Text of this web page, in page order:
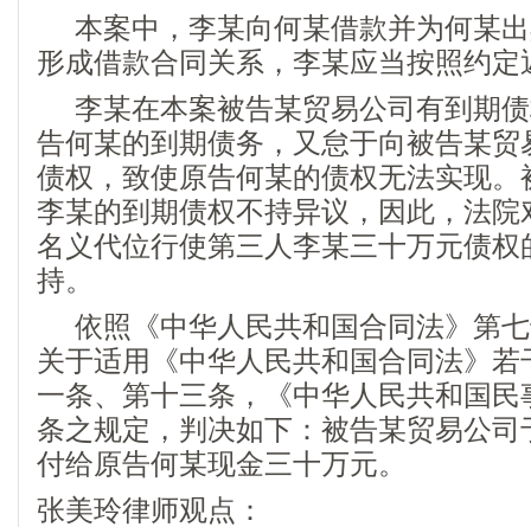
本案中，李某向何某借款并为何某
形成借款合同关系，李某应当按照约定
李某在本案被告某贸易公司有到期
告何某的到期债务，又怠于向被告某
债权，致使原告何某的债权无法实现
李某的到期债权不持异议，因此，法
名义代位行使第三人李某三十万元债
持。
依照《中华人民共和国合同法》第
关于适用《中华人民共和国合同法》
一条、第十三条，《中华人民共和国
条之规定，判决如下：被告某贸易公
付给原告何某现金三十万元。
张美玲律师观点：